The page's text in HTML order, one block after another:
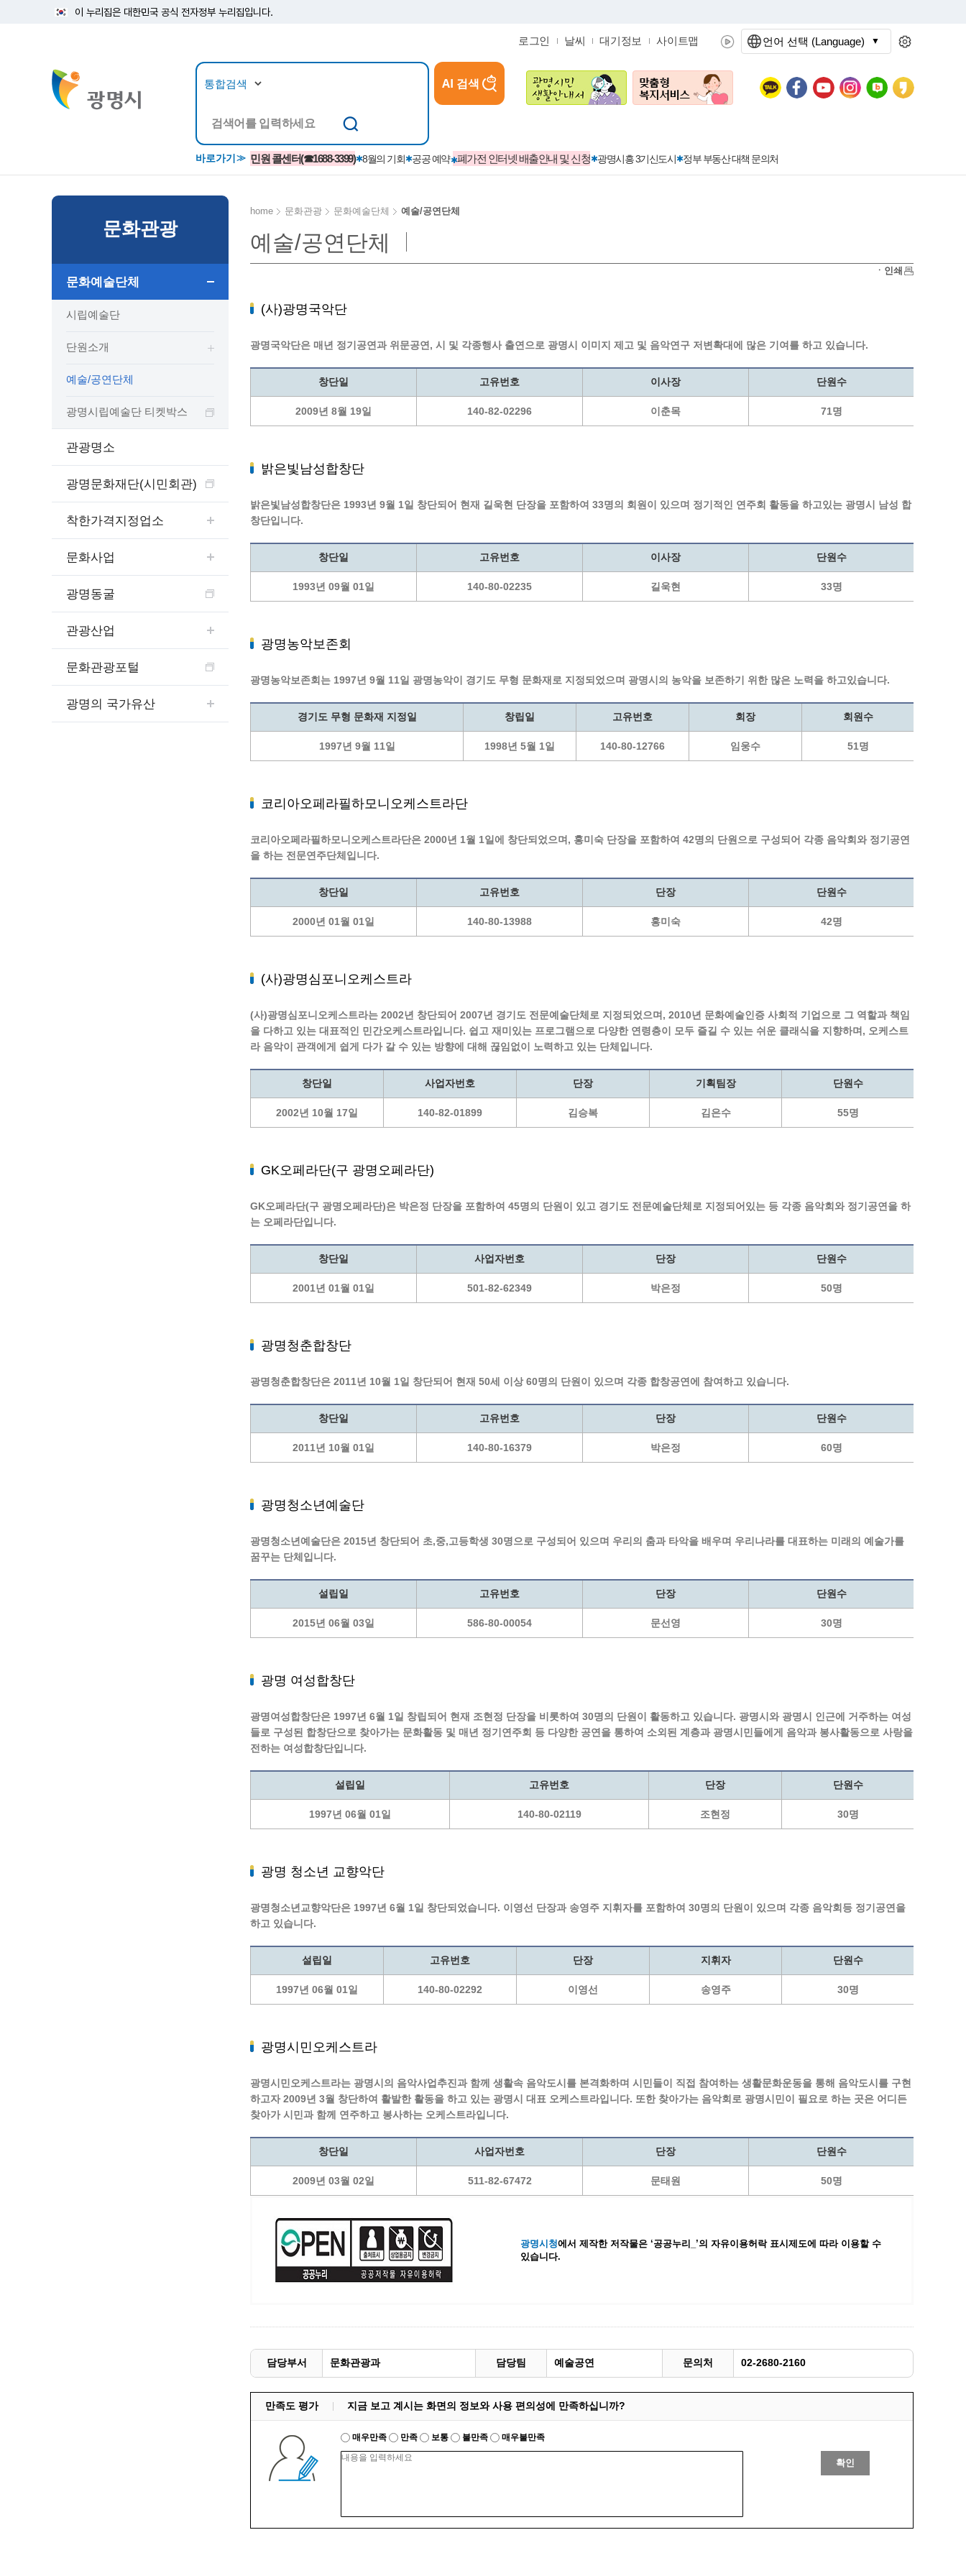
이 누리집은 대한민국 공식 전자정부 누리집입니다.
로그인 날씨 대기정보 사이트맵
AI 검색
바로가기 민원 콜센터(☎1688-3399) 8월의 기회 공공 예약 폐가전 인터넷 배출안내 및 신청 광명시흥 3기신도시 정부 부동산 대책 문의처
뉴스/정보공개
고시/공고/입법예고
행사ㆍ축제
시 주간행사
보도자료(2021.4월이전)
소식지/카카오톡플러스친구
반상회보
법무행정
열린감사
용역과제
정보공개현황
사회조사
사전정보공표
행정정보공개안내
정보공개 비공개 세부기준
행정정보공개청구
업무추진비(시장·부시장·실국장)
상품권 구매·사용
인센티브 적립·사용
예산집행실명공개
행정재산 관리위탁 현황 공개
공공시설물 설치 비용 공개
인사운영통계
주요시책
광명시 현황
광명의 역사
시민이용시설
민원/참여
종합민원실 안내도
종합민원상담센터
우리 노무사 상담센터
어디서나 민원
민원 제증명 수수료 면제사항
행정처리기준편람
행정정보공동이용
대법원인터넷등기소
110화상수화통역서비스
고객서비스 표준 매뉴얼
민원편람
출생·사망·혼인신고 등 10종에 대한 신고
절차
자주하는 질문
민원조정제도
사전심사청구제
민원1회 방문 처리제
폐업신고 간소화서비스
구술 및 전화민원
발급 받을 수 있는 증명
정부24
365민원실 운영현황
시민옴부즈만 제도 소개
길고양이 중성화 신청
센터소개
위치안내
상담안내
여권민원
부동산민원
정보통신설비 유지보수·관리 제도
광명시 시민원탁회의
민원신고센터
행정규제 개혁
주말농장신청
상자텃밭신청
정장대여신청
지역경제활성화/교육/일자리
교육정보
평생학습원
교복지원금 신청
광명일자리센터
취업지원 프로그램 운영 현황
채용박람회 현황
지역맞춤형 일자리 창출 지원사업
공공일자리
직업 소개소 현황
문화관광
단원소개
예술/공연단체
광명시립예술단 티켓박스
착한가격지정업소
영화상영관 현황
출판사 및 인쇄소 현황
박물관/미술관 현황
문화유통업 현황
문화관광 해설사
여행업 현황
관광 편의시설업
관광 호텔업
문화관광
문화예술단체
시립예술단
단원소개
예술/공연단체
광명시립예술단 티켓박스
관광명소
광명문화재단(시민회관)
착한가격지정업소
문화사업
광명동굴
관광산업
문화관광포털
광명의 국가유산
home 문화관광 문화예술단체 예술/공연단체
예술/공연단체
ㆍ인쇄
(사)광명국악단
광명국악단은 매년 정기공연과 위문공연, 시 및 각종행사 출연으로 광명시 이미지 제고 및 음악연구 저변확대에 많은 기여를 하고 있습니다.
창단일 고유번호 이사장 단원수
2009년 8월 19일 140-82-02296 이춘목 71명
밝은빛남성합창단
밝은빛남성합창단은 1993년 9월 1일 창단되어 현재 길욱현 단장을 포함하여 33명의 회원이 있으며 정기적인 연주회 활동을 하고있는 광명시 남성 합
창단입니다.
창단일 고유번호 이사장 단원수
1993년 09월 01일 140-80-02235 길욱현 33명
광명농악보존회
광명농악보존회는 1997년 9월 11일 광명농악이 경기도 무형 문화재로 지정되었으며 광명시의 농악을 보존하기 위한 많은 노력을 하고있습니다.
경기도 무형 문화재 지정일 창립일 고유번호 회장 회원수
1997년 9월 11일 1998년 5월 1일 140-80-12766 임웅수 51명
코리아오페라필하모니오케스트라단
코리아오페라필하모니오케스트라단은 2000년 1월 1일에 창단되었으며, 홍미숙 단장을 포함하여 42명의 단원으로 구성되어 각종 음악회와 정기공연
을 하는 전문연주단체입니다.
창단일 고유번호 단장 단원수
2000년 01월 01일 140-80-13988 홍미숙 42명
(사)광명심포니오케스트라
(사)광명심포니오케스트라는 2002년 창단되어 2007년 경기도 전문예술단체로 지정되었으며, 2010년 문화예술인증 사회적 기업으로 그 역할과 책임
을 다하고 있는 대표적인 민간오케스트라입니다. 쉽고 재미있는 프로그램으로 다양한 연령층이 모두 즐길 수 있는 쉬운 클래식을 지향하며, 오케스트
라 음악이 관객에게 쉽게 다가 갈 수 있는 방향에 대해 끊임없이 노력하고 있는 단체입니다.
창단일 사업자번호 단장 기획팀장 단원수
2002년 10월 17일 140-82-01899 김승복 김은수 55명
GK오페라단(구 광명오페라단)
GK오페라단(구 광명오페라단)은 박은정 단장을 포함하여 45명의 단원이 있고 경기도 전문예술단체로 지정되어있는 등 각종 음악회와 정기공연을 하
는 오페라단입니다.
창단일 사업자번호 단장 단원수
2001년 01월 01일 501-82-62349 박은정 50명
광명청춘합창단
광명청춘합창단은 2011년 10월 1일 창단되어 현재 50세 이상 60명의 단원이 있으며 각종 합창공연에 참여하고 있습니다.
창단일 고유번호 단장 단원수
2011년 10월 01일 140-80-16379 박은정 60명
광명청소년예술단
광명청소년예술단은 2015년 창단되어 초,중,고등학생 30명으로 구성되어 있으며 우리의 춤과 타악을 배우며 우리나라를 대표하는 미래의 예술가를
꿈꾸는 단체입니다.
설립일 고유번호 단장 단원수
2015년 06월 03일 586-80-00054 문선영 30명
광명 여성합창단
광명여성합창단은 1997년 6월 1일 창립되어 현재 조현정 단장을 비롯하여 30명의 단원이 활동하고 있습니다. 광명시와 광명시 인근에 거주하는 여성
들로 구성된 합창단으로 찾아가는 문화활동 및 매년 정기연주회 등 다양한 공연을 통하여 소외된 계층과 광명시민들에게 음악과 봉사활동으로 사랑을
전하는 여성합창단입니다.
설립일 고유번호 단장 단원수
1997년 06월 01일 140-80-02119 조현정 30명
광명 청소년 교향악단
광명청소년교향악단은 1997년 6월 1일 창단되었습니다. 이영선 단장과 송영주 지휘자를 포함하여 30명의 단원이 있으며 각종 음악회등 정기공연을
하고 있습니다.
설립일 고유번호 단장 지휘자 단원수
1997년 06월 01일 140-80-02292 이영선 송영주 30명
광명시민오케스트라
광명시민오케스트라는 광명시의 음악사업추진과 함께 생활속 음악도시를 본격화하며 시민들이 직접 참여하는 생활문화운동을 통해 음악도시를 구현
하고자 2009년 3월 창단하여 활발한 활동을 하고 있는 광명시 대표 오케스트라입니다. 또한 찾아가는 음악회로 광명시민이 필요로 하는 곳은 어디든
찾아가 시민과 함께 연주하고 봉사하는 오케스트라입니다.
창단일 사업자번호 단장 단원수
2009년 03월 02일 511-82-67472 문태원 50명
광명시청에서 제작한 저작물은 ‘공공누리_’의 자유이용허락 표시제도에 따라 이용할 수
있습니다.
담당부서 문화관광과 담당팀 예술공연 문의처 02-2680-2160
만족도 평가 지금 보고 계시는 화면의 정보와 사용 편의성에 만족하십니까?
매우만족 만족 보통 불만족 매우불만족
확인
언어 선택 (Language)